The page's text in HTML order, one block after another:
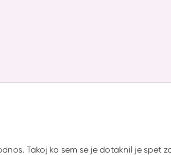
Takoj ko sem se je dotaknil je spet